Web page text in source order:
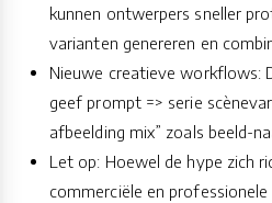
kunnen ontwerpers sneller
varianten genereren en
Nieuwe creatieve workflows:
geef prompt => serie
afbeelding mix” zoals beeld-
Let op: Hoewel de hype zich
commerciële en